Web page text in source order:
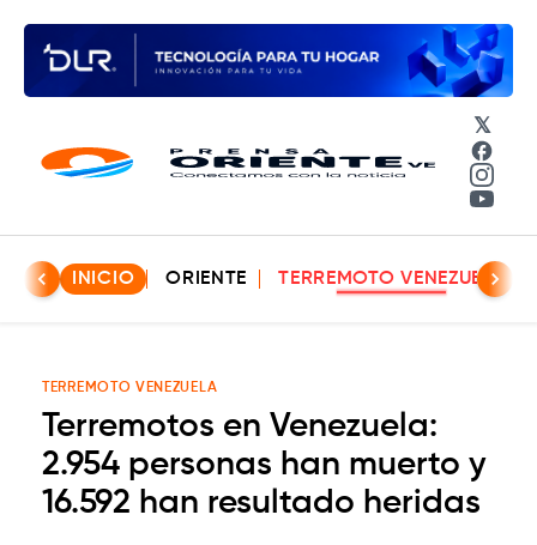
𝕏
INICIO ORIENTE TERREMOTO VENEZUELA
TERREMOTO VENEZUELA
Terremotos en Venezuela:
2.954 personas han muerto y
16.592 han resultado heridas